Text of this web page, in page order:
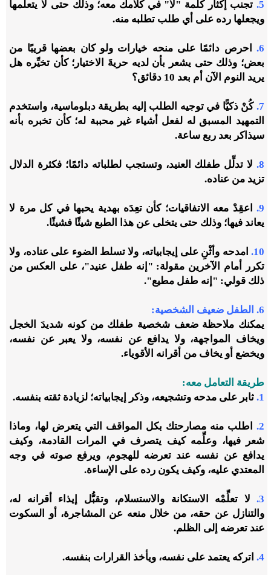
5. تجنب إكثار كلمة "لا" في كلامك معه؛ وذلك حتى لا يتعلمها
ويجعلها رده على أي طلب تطلبه منه.
6.
احرص دائمًا على منحه خيارات ولو كان بعضها قريبًا من
بعض؛ وذلك حتى يشعر بأن لديه حريةَ الاختيار؛ كأن تخيِّره هل
يريد النوم الآن أم بعد 10 دقائق؟
7. كُنْ ذكيًّا في توجيه الطلب إليه بطريقة دبلوماسية، واستخدم
التمهيد المسبق له لفعل أشياء غير محببة له؛ كأن تخبره بأنه
سيذاكر بعد ربع ساعة.
8. لا تدلِّل طفلك العنيد، وتستجب لطلباته دائمًا؛ فكثرة الدلال
تزيد من عناده.
9.
اعقِدْ معه الاتفاقيات؛ كأن تعِدَه بهدية يحبها في كل مرة لا
يعاند فيها؛ وذلك حتى يتخلى عن هذا الطبع شيئًا فشيئًا.
10.
امدحه وأثْنِ على إيجابياته، ولا تسلط الضوء على عناده، ولا
تكرر أمام الآخرين مقولة: "إنه طفل عنيد"، على العكس من
ذلك قولي: "إنه طفل مطيع".
6. الطفل ضعيف الشخصية:
يمكنك ملاحظة ضعف شخصية طفلك من كونه شديدَ الخجل
ويخاف المواجهة، ولا يدافع عن نفسه، ولا يعبر عن نفسه،
ويخضع أو يخاف من أقرانه الأقوياء.
طريقة التعامل معه:
1. ثابر على مدحه وتشجيعه، وذكر إيجابياته؛ لزيادة ثقته بنفسه.
2.
اطلب منه مصارحتك بكل المواقف التي يتعرض لها، وماذا
شعر فيها، وعلِّمه كيف يتصرف في المرات القادمة، وكيف
يدافع عن نفسه عند تعرضه للهجوم، ويرفع صوته في وجه
المعتدي عليه، وكيف يكون رده على الإساءة.
3.
لا تعلِّمْه الاستكانة والاستسلام، وتقبُّل إيذاء أقرانه له،
والتنازل عن حقه، من خلال منعه عن المشاجرة، أو السكوت
عند تعرضه إلى الظلم.
4. اتركه يعتمد على نفسه، ويأخذ القرارات بنفسه.